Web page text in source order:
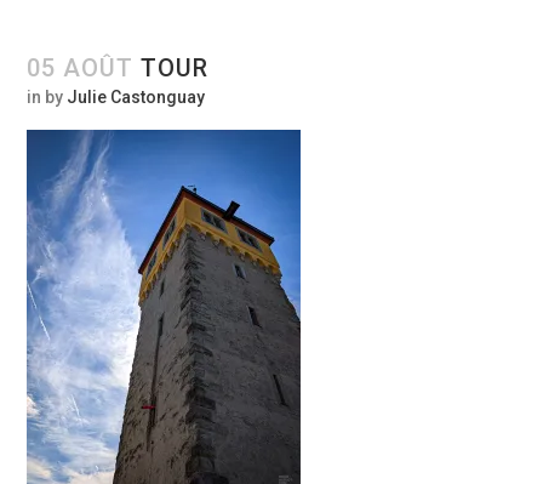
05 AOÛT TOUR
in by Julie Castonguay